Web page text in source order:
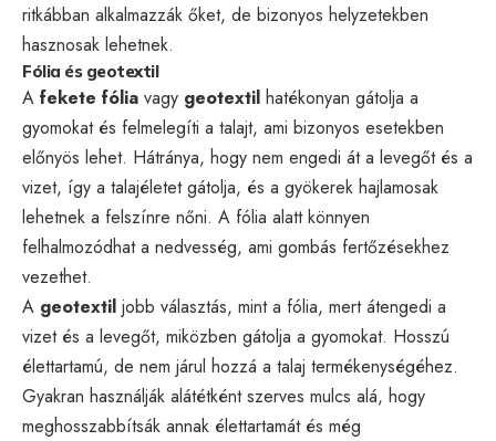
ritkábban alkalmazzák őket, de bizonyos helyzetekben
hasznosak lehetnek.
Fólia és geotextil
A fekete fólia vagy geotextil hatékonyan gátolja a
gyomokat és felmelegíti a talajt, ami bizonyos esetekben
előnyös lehet. Hátránya, hogy nem engedi át a levegőt és a
vizet, így a talajéletet gátolja, és a gyökerek hajlamosak
lehetnek a felszínre nőni. A fólia alatt könnyen
felhalmozódhat a nedvesség, ami gombás fertőzésekhez
vezethet.
A geotextil jobb választás, mint a fólia, mert átengedi a
vizet és a levegőt, miközben gátolja a gyomokat. Hosszú
élettartamú, de nem járul hozzá a talaj termékenységéhez.
Gyakran használják alátétként szerves mulcs alá, hogy
meghosszabbítsák annak élettartamát és még